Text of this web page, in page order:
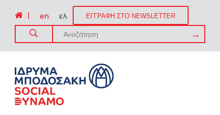
en ελ ΕΓΓΡΑΦΗ ΣΤΟ NEWSLETTER